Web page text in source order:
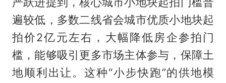
遍较低，多数二线省会城市优质小地块起
拍价2亿元左右，大幅降低房企参拍门
槛，能够吸引更多市场主体参与，保障土
地顺利出让。这种“小步快跑”的供地模